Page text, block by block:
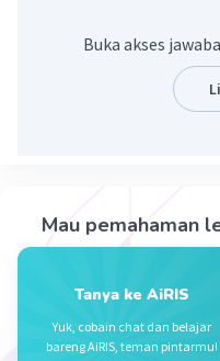
Beri Rating
Servis
memulai suatu
belakang garis
Beri Rating
Buka akses
Mau pemahaman
Tanya ke AiRIS
Yuk, cobain chat dan belajar
bareng AiRIS, teman pintarmu!